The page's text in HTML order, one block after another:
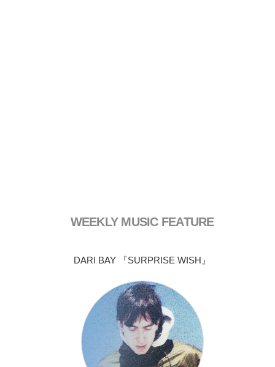
WEEKLY MUSIC FEATURE
DARI BAY 『SURPRISE WISH』